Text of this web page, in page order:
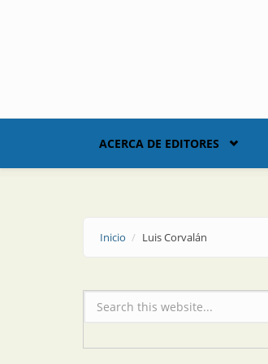
ACERCA DE EDITORES
Inicio Luis Corvalán
Formulario de búsqueda